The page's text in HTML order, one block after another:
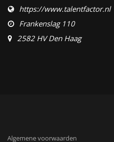
https://www.talentfactor.nl
Frankenslag 110
2582 HV Den Haag
Algemene voorwaarden